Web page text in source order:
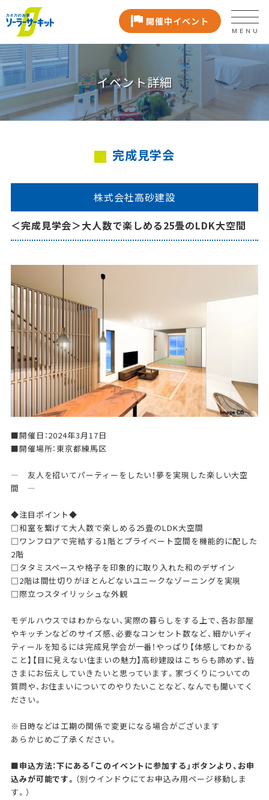
開催中イベント
MENU
イベント詳細
完成見学会
株式会社高砂建設
＜完成見学会＞大人数で楽しめる25畳のLDK大空間
■開催日：2024年3月17日
■開催場所：東京都練馬区
— 友人を招いてパーティーをしたい！夢を実現した楽しい大空
間 —
◆注目ポイント◆
□和室を繋げて大人数で楽しめる25畳のLDK大空間
□ワンフロアで完結する1階とプライベート空間を機能的に配した
2階
□タタミスペースや格子を印象的に取り入れた和のデザイン
□2階は間仕切りがほとんどないユニークなゾーニングを実現
□際立つスタイリッシュな外観
モデルハウスではわからない、実際の暮らしをする上で、各お部屋
やキッチンなどのサイズ感、必要なコンセント数など、細かいディ
ティールを知るには完成見学会が一番！やっぱり【体感してわかる
こと】【目に見えない住まいの魅力】高砂建設はこちらも諦めず、皆
さまにお伝えしていきたいと思っています。家づくりについての
質問や、お住まいについてのやりたいことなど、なんでも聞いてく
ださい。
※日時などは工期の関係で変更になる場合がございます
あらかじめご了承ください。
■申込方法：下にある「このイベントに参加する」ボタンより、お申
込みが可能です。 （別ウインドウにてお申込み用ページ移動しま
す。）